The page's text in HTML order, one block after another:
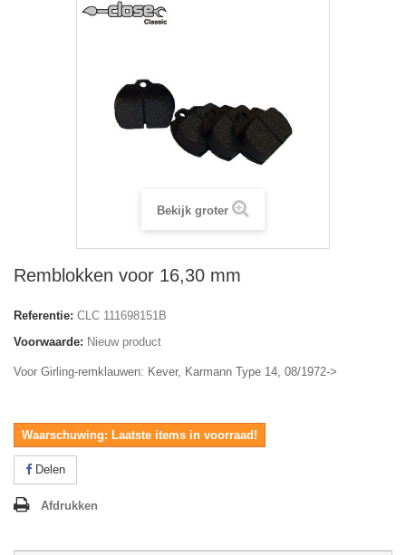
Bekijk groter
Remblokken voor 16,30 mm
Referentie: CLC 111698151B
Voorwaarde: Nieuw product
Voor Girling-remklauwen: Kever, Karmann Type 14, 08/1972->
Waarschuwing: Laatste items in voorraad!
Delen
Afdrukken